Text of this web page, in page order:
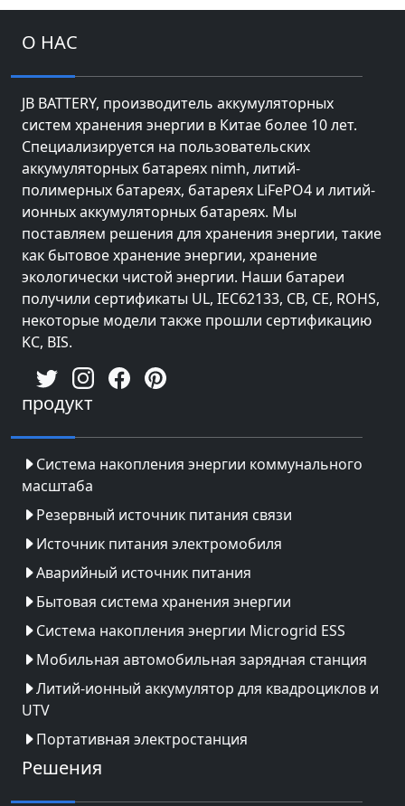
О НАС
JB BATTERY, производитель аккумуляторных
систем хранения энергии в Китае более 10 лет.
Специализируется на пользовательских
аккумуляторных батареях nimh, литий-
полимерных батареях, батареях LiFePO4 и литий-
ионных аккумуляторных батареях. Мы
поставляем решения для хранения энергии, такие
как бытовое хранение энергии, хранение
экологически чистой энергии. Наши батареи
получили сертификаты UL, IEC62133, CB, CE, ROHS,
некоторые модели также прошли сертификацию
KC, BIS.
продукт
Система накопления энергии коммунального
масштаба
Резервный источник питания связи
Источник питания электромобиля
Аварийный источник питания
Бытовая система хранения энергии
Система накопления энергии Microgrid ESS
Мобильная автомобильная зарядная станция
Литий-ионный аккумулятор для квадроциклов и
UTV
Портативная электростанция
Решения